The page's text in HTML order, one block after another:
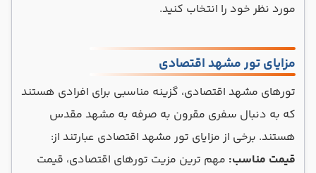
مورد نظر خود را انتخاب کنید.
مزایای تور مشهد اقتصادی
تورهای مشهد اقتصادی، گزینه مناسبی برای افرادی هستند
که به دنبال سفری مقرون به صرفه به مشهد مقدس
هستند. برخی از مزایای تور مشهد اقتصادی عبارتند از:
قیمت مناسب: مهم ترین مزیت تورهای اقتصادی، قیمت